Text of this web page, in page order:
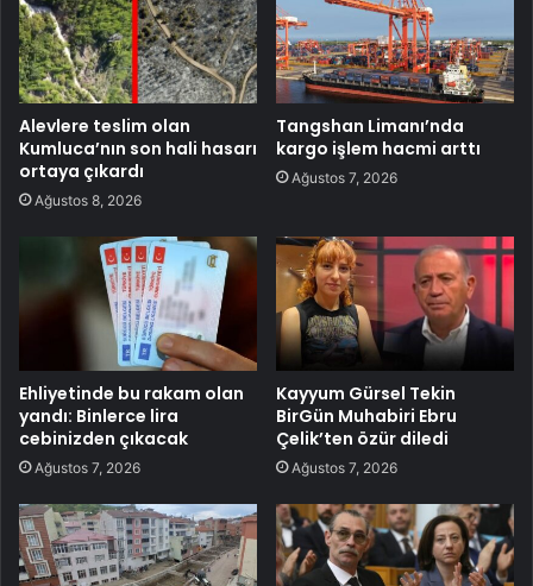
Alevlere teslim olan
Kumluca’nın son hali hasarı
ortaya çıkardı
Ağustos 8, 2026
Tangshan Limanı’nda
kargo işlem hacmi arttı
Ağustos 7, 2026
Ehliyetinde bu rakam olan
yandı: Binlerce lira
cebinizden çıkacak
Ağustos 7, 2026
Kayyum Gürsel Tekin
BirGün Muhabiri Ebru
Çelik’ten özür diledi
Ağustos 7, 2026